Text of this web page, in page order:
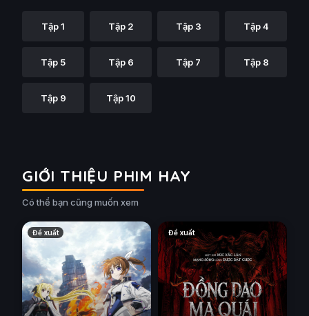
Tập 1 Tập 2 Tập 3 Tập 4
Tập 5 Tập 6 Tập 7 Tập 8
Tập 9 Tập 10
GIỚI THIỆU PHIM HAY
Có thể bạn cũng muốn xem
Đề xuất Đề xuất